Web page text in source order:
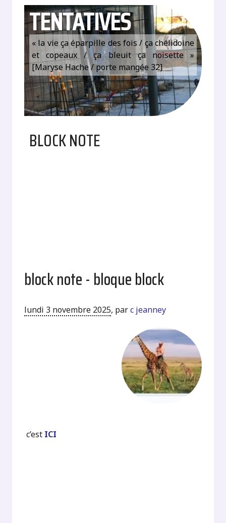
TENTATIVES
« la vie ça éparpille des fois / ça chélidoine
et copeaux / ça bleuit ça noisette »
[Maryse Hache / porte mangée 32]
BLOCK NOTE
block note - bloque block
lundi 3 novembre 2025, parc jeanney
c’est ICI